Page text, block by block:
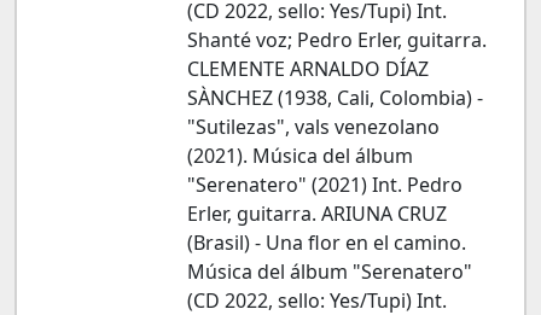
(CD 2022, sello: Yes/Tupi) Int.
Shanté voz; Pedro Erler, guitarra.
CLEMENTE ARNALDO DÍAZ
SÀNCHEZ (1938, Cali, Colombia) -
"Sutilezas", vals venezolano
(2021). Música del álbum
"Serenatero" (2021) Int. Pedro
Erler, guitarra. ARIUNA CRUZ
(Brasil) - Una flor en el camino.
Música del álbum "Serenatero"
(CD 2022, sello: Yes/Tupi) Int.